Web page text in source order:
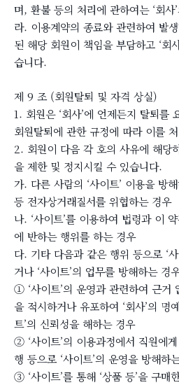
며, 환불 등의 처리에 관하여는 ‘회사
라. 이용계약의 종료와 관련하여 발
된 해당 회원이 책임을 부담하고 ‘회
습니다.
제 9 조 (회원탈퇴 및 자격 상실)
1. 회원은 ‘회사’에 언제든지 탈퇴를
회원탈퇴에 관한 규정에 따라 이를
2. 회원이 다음 각 호의 사유에 해당
을 제한 및 정지시킬 수 있습니다.
가. 다른 사람의 ‘사이트’ 이용을 방
등 전자상거래질서를 위협하는 경우
나. ‘사이트’를 이용하여 법령과 이
에 반하는 행위를 하는 경우
다. 기타 다음과 같은 행위 등으로 ‘
거나 ‘사이트’의 업무를 방해하는 경
① ‘사이트’의 운영과 관련하여 근거
을 적시하거나 유포하여 ‘회사’의 명
트’의 신뢰성을 해하는 경우
② ‘사이트’의 이용과정에서 직원에
행 등으로 ‘사이트’의 운영을 방해하
③ ‘사이트’를 통해 ‘상품 등’을 구매